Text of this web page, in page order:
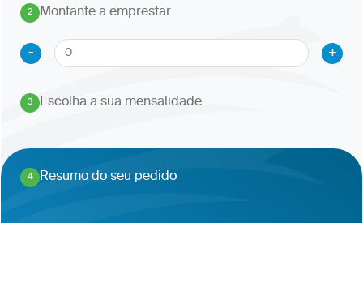
2
.
Montante a emprestar
-
+
3
. Escolha a sua mensalidade
4
. Resumo do seu pedido